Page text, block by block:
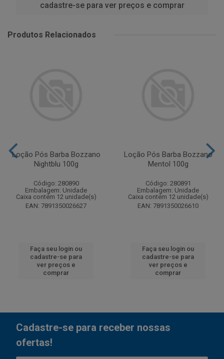
cadastre-se para ver preços e comprar
Produtos Relacionados
Loção Pós Barba Bozzano
Nightblu 100g
Código: 280890
Embalagem: Unidade
Caixa contém 12 unidade(s)
EAN: 7891350026627
Faça seu login ou
cadastre-se para
ver preços e
comprar
Loção Pós Barba Bozzano
Mentol 100g
Código: 280891
Embalagem: Unidade
Caixa contém 12 unidade(s)
EAN: 7891350026610
Faça seu login ou
cadastre-se para
ver preços e
comprar
Cadastre-se para receber nossas
ofertas!